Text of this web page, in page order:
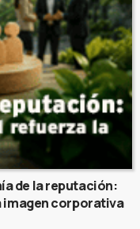
de la reputación:
imagen corporativa